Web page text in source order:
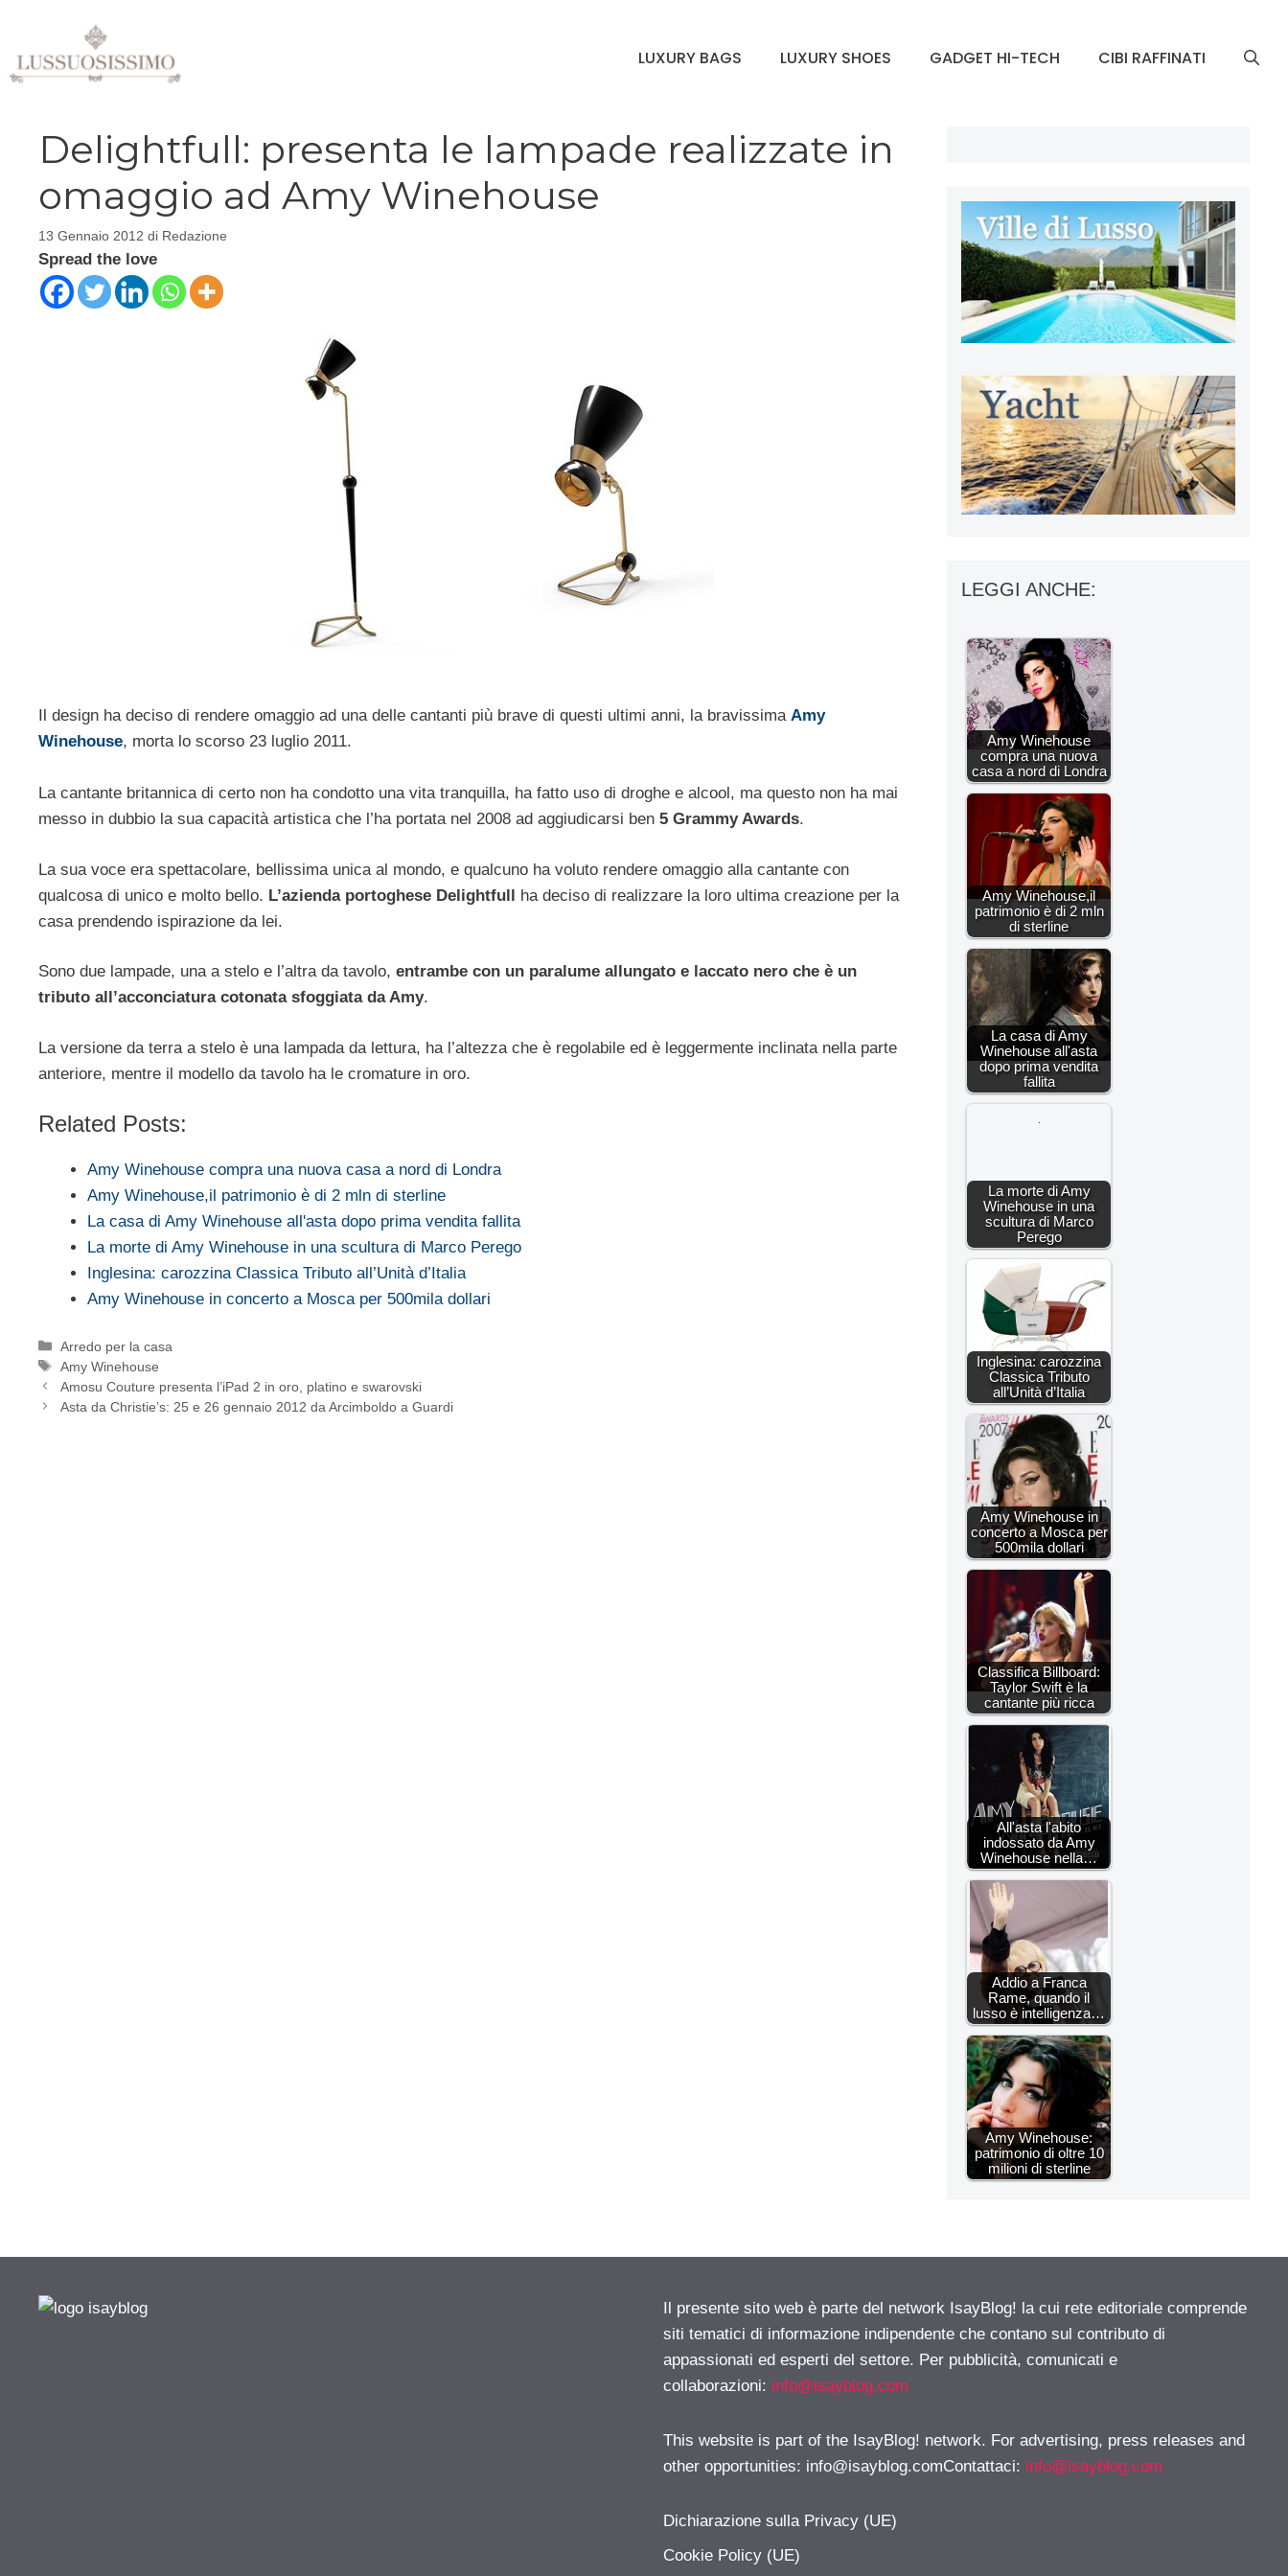
contenuto
LUXURY BAGS LUXURY SHOES GADGET HI-TECH CIBI RAFFINATI
Delightfull: presenta le lampade realizzate in
omaggio ad Amy Winehouse
13 Gennaio 2012 di Redazione
Spread the love
Il design ha deciso di rendere omaggio ad una delle cantanti più brave di questi ultimi anni, la bravissima Amy
Winehouse, morta lo scorso 23 luglio 2011.
La cantante britannica di certo non ha condotto una vita tranquilla, ha fatto uso di droghe e alcool, ma questo non ha mai
messo in dubbio la sua capacità artistica che l’ha portata nel 2008 ad aggiudicarsi ben 5 Grammy Awards.
La sua voce era spettacolare, bellissima unica al mondo, e qualcuno ha voluto rendere omaggio alla cantante con
qualcosa di unico e molto bello. L’azienda portoghese Delightfull ha deciso di realizzare la loro ultima creazione per la
casa prendendo ispirazione da lei.
Sono due lampade, una a stelo e l’altra da tavolo, entrambe con un paralume allungato e laccato nero che è un
tributo all’acconciatura cotonata sfoggiata da Amy.
La versione da terra a stelo è una lampada da lettura, ha l’altezza che è regolabile ed è leggermente inclinata nella parte
anteriore, mentre il modello da tavolo ha le cromature in oro.
Related Posts:
Amy Winehouse compra una nuova casa a nord di Londra
Amy Winehouse,il patrimonio è di 2 mln di sterline
La casa di Amy Winehouse all'asta dopo prima vendita fallita
La morte di Amy Winehouse in una scultura di Marco Perego
Inglesina: carozzina Classica Tributo all’Unità d’Italia
Amy Winehouse in concerto a Mosca per 500mila dollari
Categorie
Arredo per la casa
Tag
Amy Winehouse
Amosu Couture presenta l’iPad 2 in oro, platino e swarovski
Asta da Christie’s: 25 e 26 gennaio 2012 da Arcimboldo a Guardi
LEGGI ANCHE:
Amy Winehouse
compra una nuova
casa a nord di Londra
Amy Winehouse,il
patrimonio è di 2 mln
di sterline
La casa di Amy
Winehouse all'asta
dopo prima vendita
fallita
La morte di Amy
Winehouse in una
scultura di Marco
Perego
Inglesina: carozzina
Classica Tributo
all’Unità d’Italia
Amy Winehouse in
concerto a Mosca per
500mila dollari
Classifica Billboard:
Taylor Swift è la
cantante più ricca
All'asta l'abito
indossato da Amy
Winehouse nella…
Addio a Franca
Rame, quando il
lusso è intelligenza…
Amy Winehouse:
patrimonio di oltre 10
milioni di sterline
Il presente sito web è parte del network IsayBlog! la cui rete editoriale comprende
siti tematici di informazione indipendente che contano sul contributo di
appassionati ed esperti del settore. Per pubblicità, comunicati e
collaborazioni: info@isayblog.com
This website is part of the IsayBlog! network. For advertising, press releases and
other opportunities: info@isayblog.comContattaci: info@isayblog.com
Dichiarazione sulla Privacy (UE)
Cookie Policy (UE)